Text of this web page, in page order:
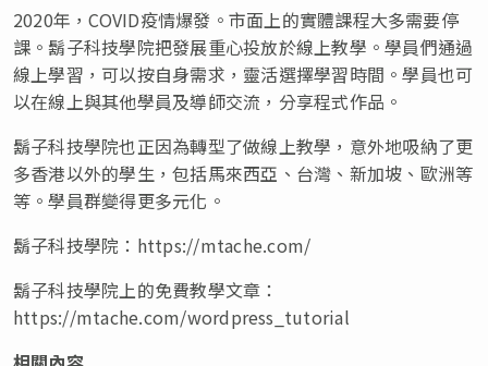
2020年，COVID疫情爆發。市面上的實體課程大多需要停
課。鬍子科技學院把發展重心投放於線上教學。學員們通過
線上學習，可以按自身需求，靈活選擇學習時間。學員也可
以在線上與其他學員及導師交流，分享程式作品。
鬍子科技學院也正因為轉型了做線上教學，意外地吸納了更
多香港以外的學生，包括馬來西亞 、 台灣 、 新加坡 、 歐洲等
等。學員群變得更多元化。
鬍子科技學院：https://mtache.com/
鬍子科技學院上的免費教學文章：
https://mtache.com/wordpress_tutorial